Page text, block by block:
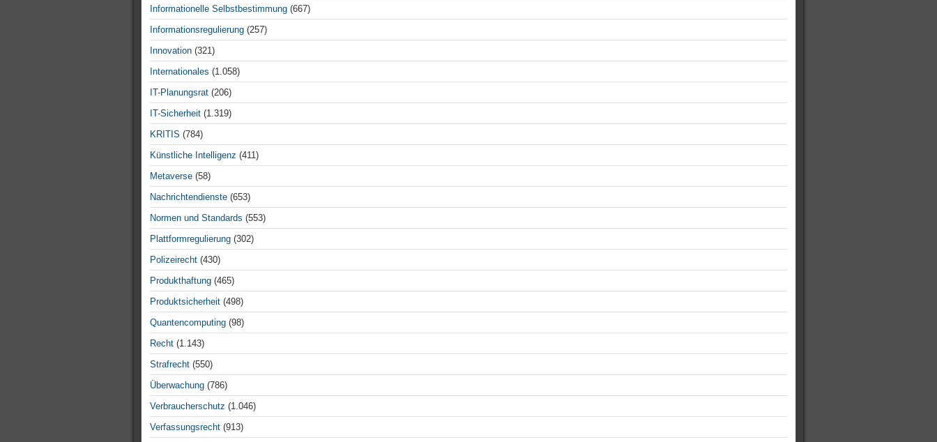
Informationelle Selbstbestimmung (667)
Informationsregulierung (257)
Innovation (321)
Internationales (1.058)
IT-Planungsrat (206)
IT-Sicherheit (1.319)
KRITIS (784)
Künstliche Intelligenz (411)
Metaverse (58)
Nachrichtendienste (653)
Normen und Standards (553)
Plattformregulierung (302)
Polizeirecht (430)
Produkthaftung (465)
Produktsicherheit (498)
Quantencomputing (98)
Recht (1.143)
Strafrecht (550)
Überwachung (786)
Verbraucherschutz (1.046)
Verfassungsrecht (913)